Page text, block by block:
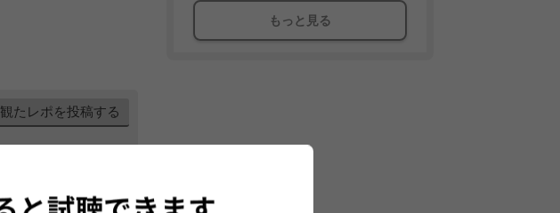
観たレポを投稿する
もっと見る